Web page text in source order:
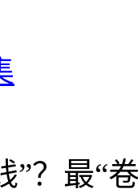
”？最“